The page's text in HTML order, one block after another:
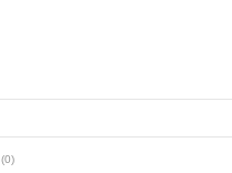
(0)